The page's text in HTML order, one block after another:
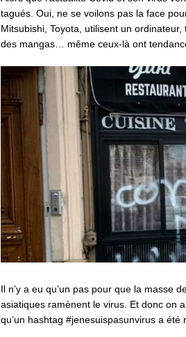
tagués. Oui, ne se voilons pas la face
Mitsubishi, Toyota, utilisent un
des mangas… même ceux-là ont
Il n’y a eu qu’un pas pour que la masse
asiatiques ramènent le virus. Et donc on
qu’un hashtag #jenesuispasunvirus a été